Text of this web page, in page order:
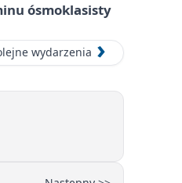
ósmoklasisty
wydarzenia